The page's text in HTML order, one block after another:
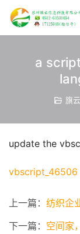
a
旗
update the
vbscript_46506
上一篇： 纺织企
下一篇： 空间家